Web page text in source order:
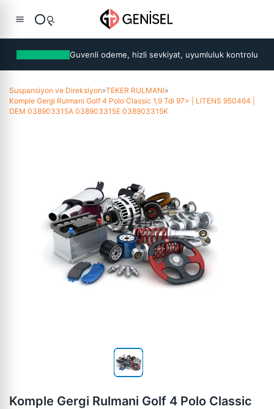
Guvenli odeme, hizli sevkiyat, uyumluluk kontrolu
Suspansiyon ve Direksiyon»TEKER RULMANI»
Komple Gergi Rulmani Golf 4 Polo Classic 1,9 Tdi 97> | LITENS 950464 |
OEM 038903315A 038903315E 038903315K
Komple Gergi Rulmani Golf 4 Polo Classic